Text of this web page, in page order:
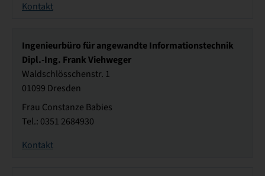
Kontakt
Ingenieurbüro für angewandte Informationstechnik
Dipl.-Ing. Frank Viehweger
Waldschlösschenstr. 1
01099 Dresden
Frau Constanze Babies
Tel.: 0351 2684930
Kontakt